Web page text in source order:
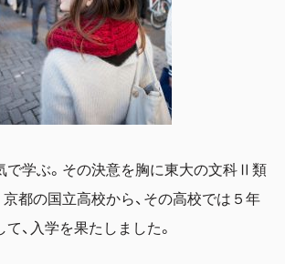
で学ぶ。その決意を胸に東大の文科Ⅱ類
都の国立高校から、その高校では５年
、入学を果たしました。